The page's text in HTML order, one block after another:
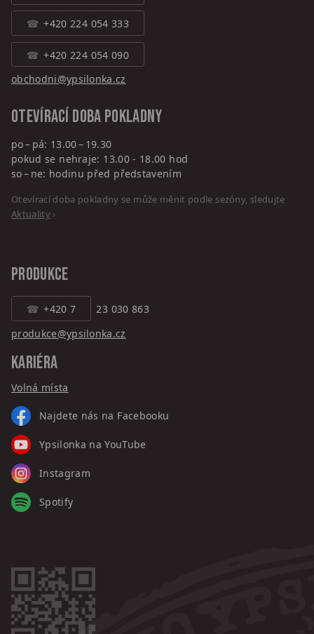
+420 224 054 333
+420 224 054 090
obchodni@ypsilonka.cz
Otevírací doba pokladny
po – pá: 13.00 – 19.30
pokud se nehraje: 13.00 - 18.00 hod
so – ne: hodinu před představením
Otevírací doba pokladny se může měnit podle sezóny, sledujte
Aktuality›
PRODUKCE
+420 7
23 030 863
produkce@ypsilonka.cz
KARIÉRA
Volná místa
Najdete nás na Facebooku
Ypsilonka na YouTube
Instagram
Spotify